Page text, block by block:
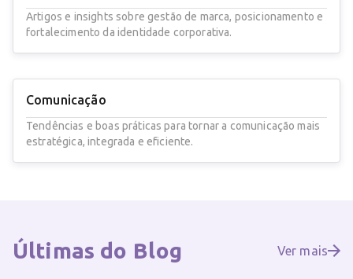
Artigos e insights sobre gestão de marca, posicionamento e
fortalecimento da identidade corporativa.
Comunicação
Tendências e boas práticas para tornar a comunicação mais
estratégica, integrada e eficiente.
Últimas do Blog Ver mais